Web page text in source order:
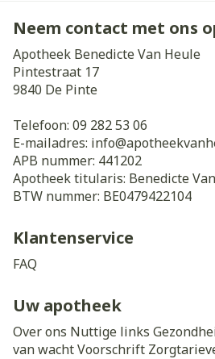
Neem contact met ons
Apotheek Benedicte Van Heule
Pintestraat 17
9840 De Pinte
Telefoon: 09 282 53 06
E-mailadres: info@
APB nummer: 441202
Apotheek titularis: Benedicte
BTW nummer: BE0479422104
Klantenservice
FAQ
Uw apotheek
Over ons Nuttige links
van wachtVoorschrift